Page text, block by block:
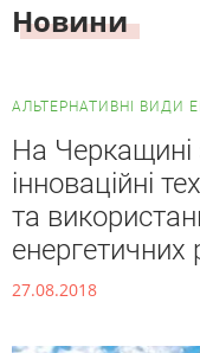
Новини
АЛЬТЕРНАТИВНІ ВИДИ
На
інноваційні
та
енергетичних
27.08.2018